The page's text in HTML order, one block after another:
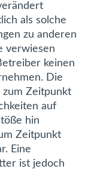
als solche
zu anderen
verwiesen
keinen
Die
zum Zeitpunkt
auf
hin
Zeitpunkt
Eine
ist jedoch